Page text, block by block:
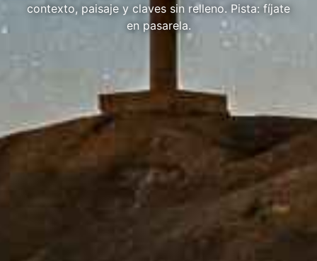
contexto, paisaje y claves sin relleno. Pista: fíjate
en pasarela.